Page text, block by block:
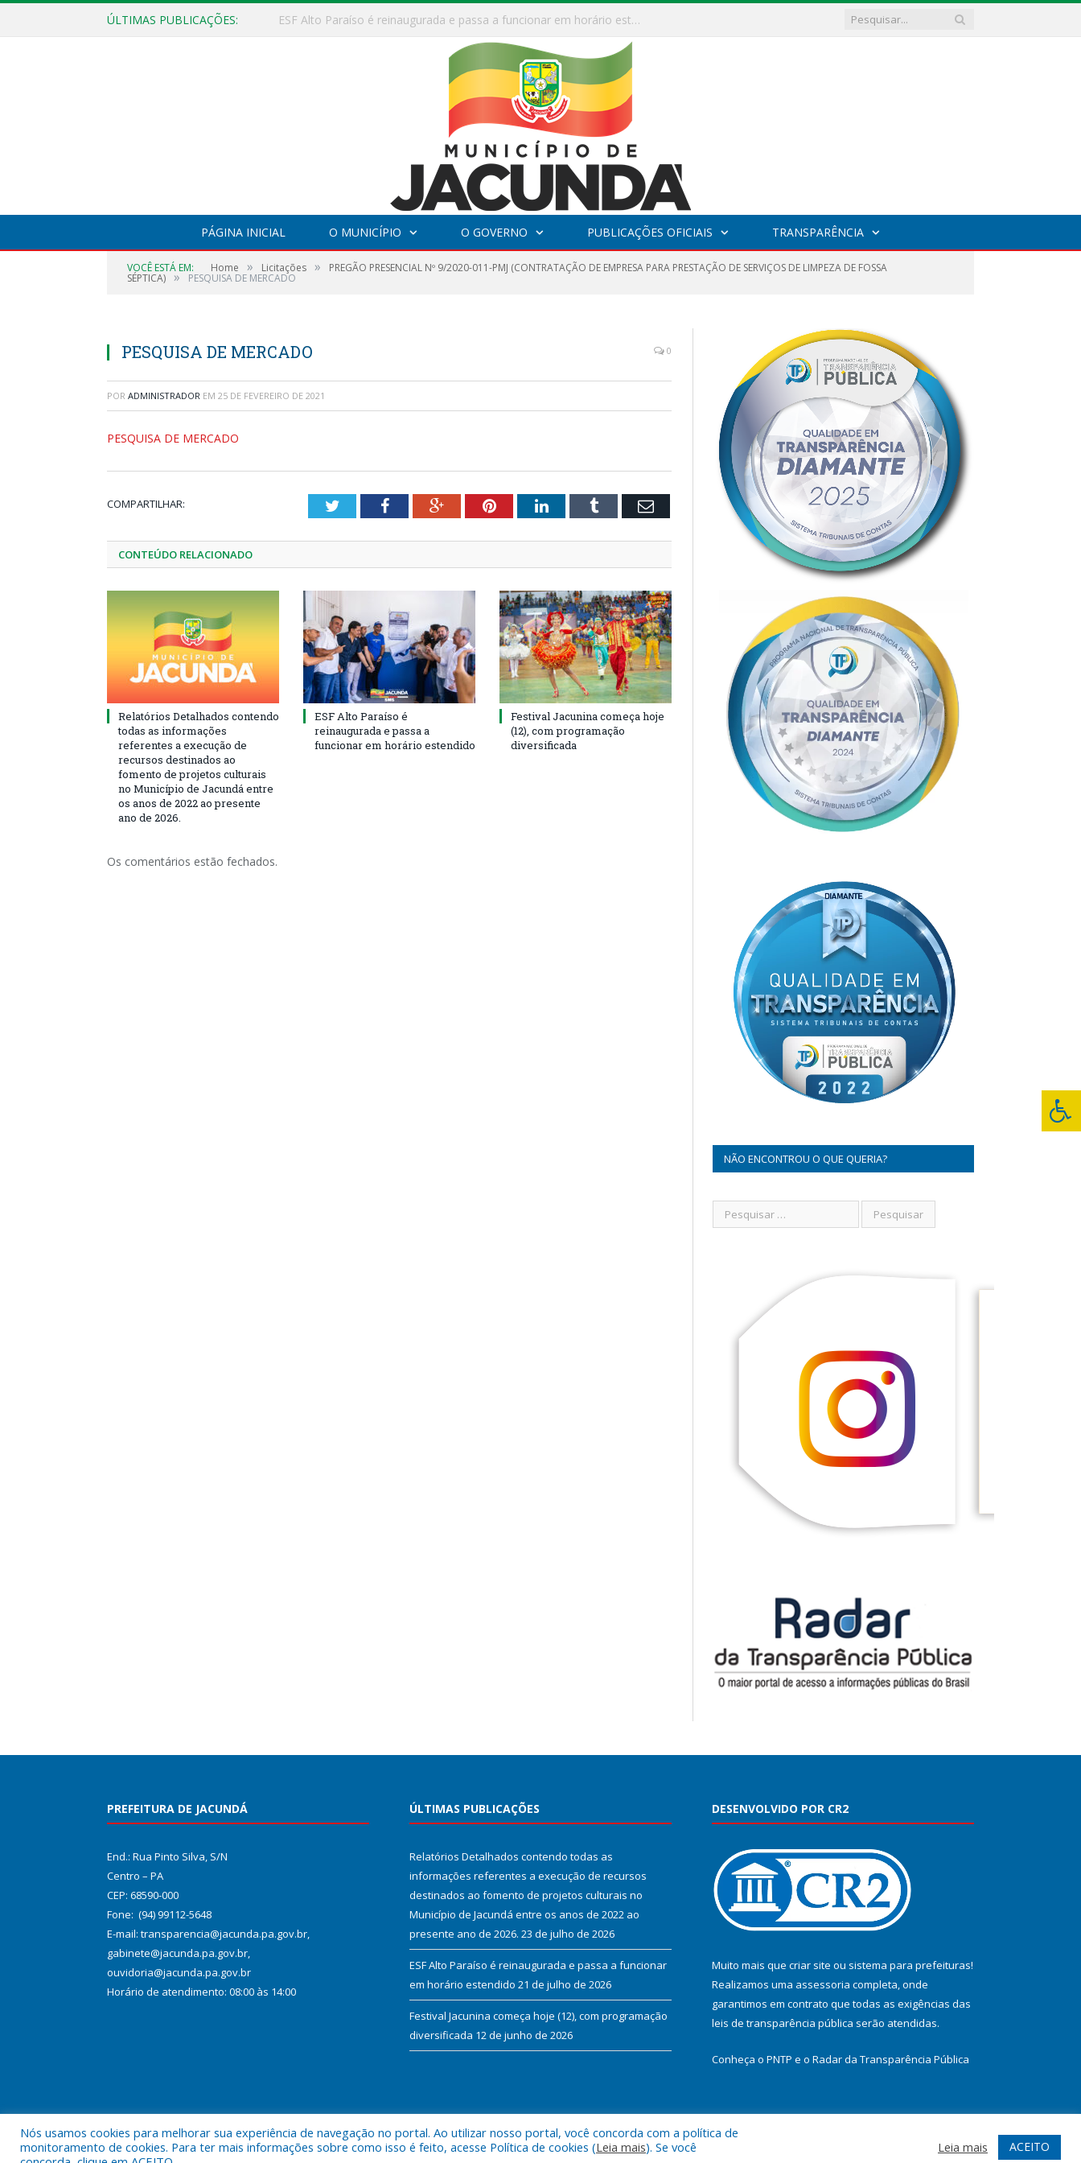
ÚLTIMAS PUBLICAÇÕES: ESF Alto Paraíso é reinaugurada e passa a funcionar em horário estendido
PÁGINA INICIAL O MUNICÍPIO O GOVERNO PUBLICAÇÕES OFICIAIS TRANSPARÊNCIA
VOCÊ ESTÁ EM: Home » Licitações » PREGÃO PRESENCIAL Nº 9/2020-011-PMJ (CONTRATAÇÃO DE EMPRESA PARA PRESTAÇÃO DE SERVIÇOS DE LIMPEZA DE FOSSA
SÉPTICA) » PESQUISA DE MERCADO
PESQUISA DE MERCADO 0
POR ADMINISTRADOR EM 25 DE FEVEREIRO DE 2021
PESQUISA DE MERCADO
COMPARTILHAR: TwitterFacebookGoogle+PinterestLinkedInTumblr Email
CONTEÚDO RELACIONADO
Relatórios Detalhados contendo
todas as informações
referentes a execução de
recursos destinados ao
fomento de projetos culturais
no Município de Jacundá entre
os anos de 2022 ao presente
ano de 2026.
ESF Alto Paraíso é
reinaugurada e passa a
funcionar em horário estendido
Festival Jacunina começa hoje
(12), com programação
diversificada
Os comentários estão fechados.
NÃO ENCONTROU O QUE QUERIA?
PREFEITURA DE JACUNDÁ
End.: Rua Pinto Silva, S/N
Centro – PA
CEP: 68590-000
Fone: (94) 99112-5648
E-mail: transparencia@jacunda.pa.gov.br,
gabinete@jacunda.pa.gov.br,
ouvidoria@jacunda.pa.gov.br
Horário de atendimento: 08:00 às 14:00
ÚLTIMAS PUBLICAÇÕES
Relatórios Detalhados contendo todas as
informações referentes a execução de recursos
destinados ao fomento de projetos culturais no
Município de Jacundá entre os anos de 2022 ao
presente ano de 2026. 23 de julho de 2026
ESF Alto Paraíso é reinaugurada e passa a funcionar
em horário estendido 21 de julho de 2026
Festival Jacunina começa hoje (12), com programação
diversificada 12 de junho de 2026
DESENVOLVIDO POR CR2
Muito mais que criar site ou sistema para prefeituras!
Realizamos uma assessoria completa, onde
garantimos em contrato que todas as exigências das
leis de transparência pública serão atendidas.
Conheça o PNTP e o Radar da Transparência Pública
Todos os direitos reservados a Prefeitura Municipal de Jacundá. Mapa do Site Acessar Webmail
Nós usamos cookies para melhorar sua experiência de navegação no portal. Ao utilizar nosso portal, você concorda com a política de
monitoramento de cookies. Para ter mais informações sobre como isso é feito, acesse Política de cookies (Leia mais). Se você
Leia mais ACEITO